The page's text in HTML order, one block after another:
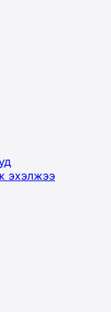
эхэлжээ